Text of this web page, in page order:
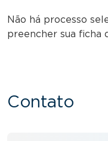
Não há processo
preencher sua ficha
Contato